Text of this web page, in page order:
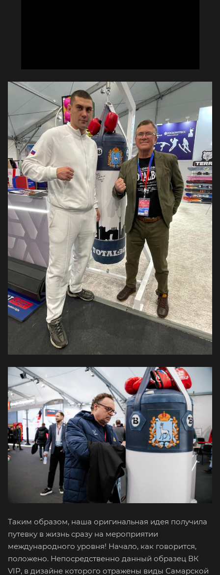
Таким образом, наша оригинальная идея получила
путевку в жизнь сразу на мероприятии
международного уровня! Начало, как говорится,
положено. Непосредственно данный образец ВК
VIP, в дизайне которого отражены виды Самарской